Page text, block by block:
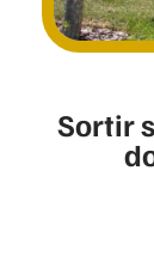
Sortir